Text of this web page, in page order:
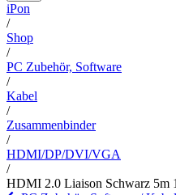
iPon
/
Shop
/
PC Zubehör, Software
/
Kabel
/
Zusammenbinder
/
HDMI/DP/DVI/VGA
/
HDMI 2.0 Liaison Schwarz 5m